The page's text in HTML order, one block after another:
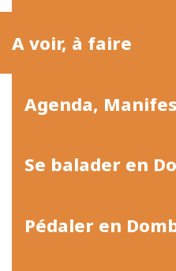
A voir, à faire
Agenda,
Se balader en
Pédaler en
pour
informations et
votre séjour ou